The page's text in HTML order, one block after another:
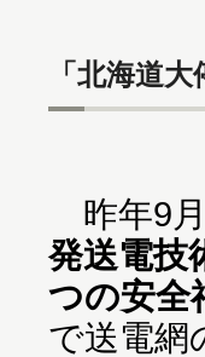
「北海道
昨年9
発送電技
つの安全
で送電網